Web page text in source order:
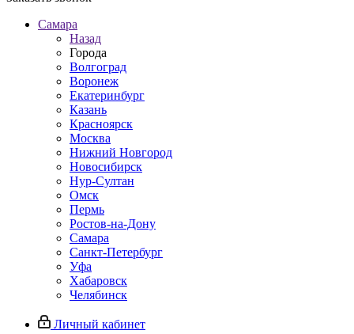
Самара
Назад
Города
Волгоград
Воронеж
Екатеринбург
Казань
Красноярск
Москва
Нижний Новгород
Новосибирск
Нур-Султан
Омск
Пермь
Ростов-на-Дону
Самара
Санкт-Петербург
Уфа
Хабаровск
Челябинск
Личный кабинет